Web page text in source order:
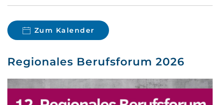
Zum Kalender
Regionales Berufsforum 2026